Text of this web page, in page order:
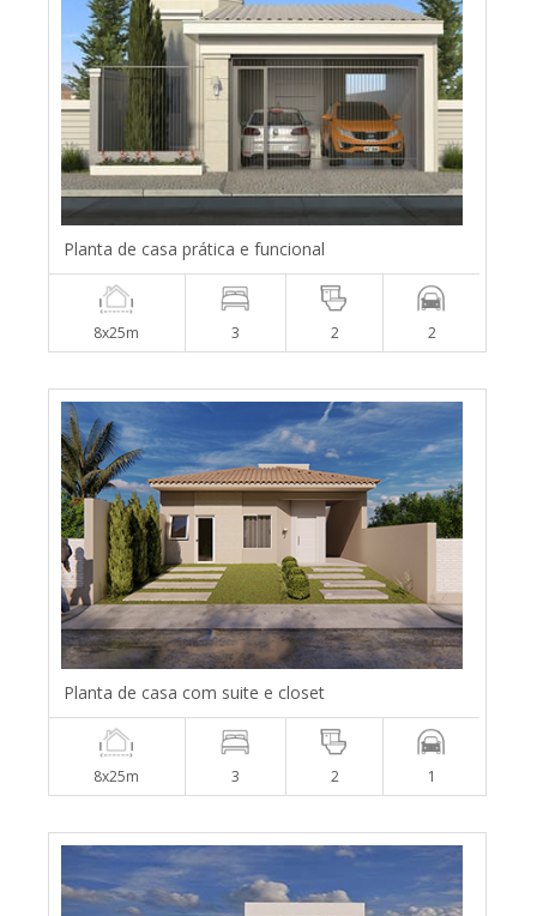
Planta de casa prática e funcional
8x25m 3 2 2
Planta de casa com suite e closet
8x25m 3 2 1